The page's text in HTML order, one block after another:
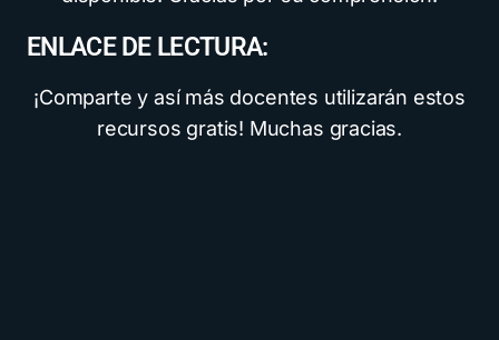
ENLACE DE LECTURA:
¡Comparte y así más docentes utilizarán estos
recursos gratis! Muchas gracias.